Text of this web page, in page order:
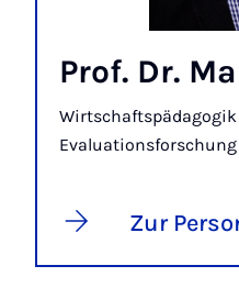
Prof. Dr.
Evaluationsforschung
Zur